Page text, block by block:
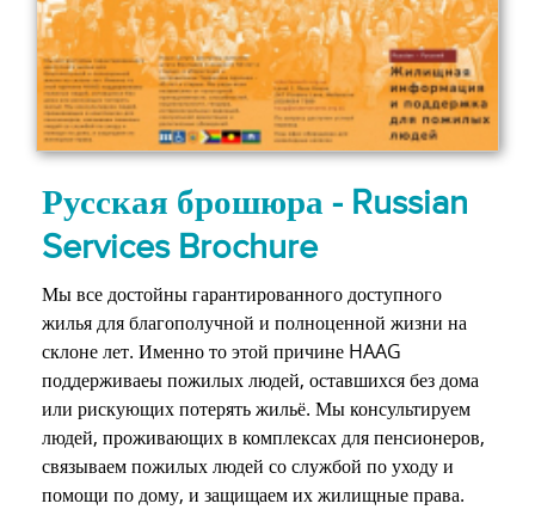
Русская брошюра - Russian
Services Brochure
Мы все достойны гарантированного доступного
жилья для благополучной и полноценной жизни на
склоне лет. Именно то этой причине HAAG
поддерживаеы пожилых людей, оставшихся без дома
или рискующих потерять жильё. Мы консультируем
людей, проживающих в комплексах для пенсионеров,
связываем пожилых людей со службой по уходу и
помощи по дому, и защищаем их жилищные права.